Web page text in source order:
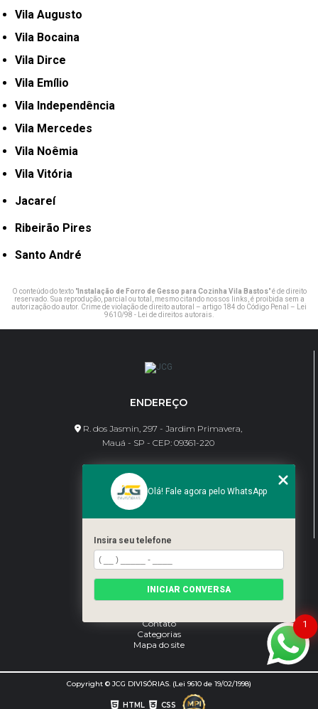
Vila Augusto
Vila Bocaina
Vila Dirce
Vila Emílio
Vila Independência
Vila Mercedes
Vila Noêmia
Vila Vitória
Jacareí
Ribeirão Pires
Santo André
O conteúdo do texto "Instalação de Forro de Gesso para Cozinha Vila Bastos" é de direito
reservado. Sua reprodução, parcial ou total, mesmo citando nossos links, é proibida sem a
autorização do autor. Crime de violação de direito autoral – artigo 184 do Código Penal – Lei
9610/98 - Lei de direitos autorais.
ENDEREÇO
R. dos Jasmin, 297 - Jardim Primavera,
Mauá - SP - CEP: 09361-220
CONTATO
(11) 95462-8630
bene@jcgdivisorias.com
Home
Sobre Nós
Serviços
Contato
Categorias
Mapa do site
Copyright © JCG DIVISÓRIAS. (Lei 9610 de 19/02/1998)
HTML CSS
1
Olá! Fale agora pelo WhatsApp
Insira seu telefone
INICIAR CONVERSA